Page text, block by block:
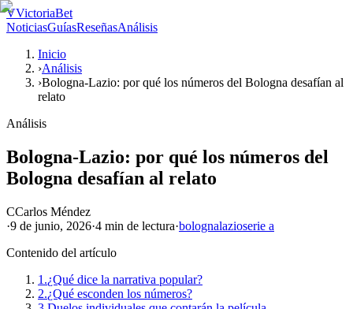
VVictoriaBet
NoticiasGuíasReseñasAnálisis
Inicio
›Análisis
›Bologna-Lazio: por qué los números del Bologna desafían al
relato
Análisis
Bologna-Lazio: por qué los números del
Bologna desafían al relato
CCarlos Méndez
·9 de junio, 2026·4 min de lectura·bolognalazioserie a
Contenido del artículo
1.¿Qué dice la narrativa popular?
2.¿Qué esconden los números?